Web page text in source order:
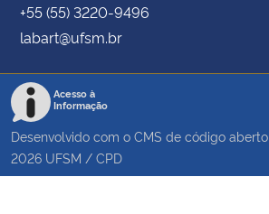
+55 (55) 3220-9496
labart@ufsm.br
Acesso à
Informação
Desenvolvido com o CMS de código aberto
2026 UFSM / CPD